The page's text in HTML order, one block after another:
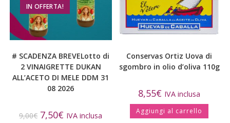
IN OFFERTA!
# SCADENZA BREVELotto di
2 VINAIGRETTE DUKAN
ALL’ACETO DI MELE DDM 31
08 2026
9,00€ 7,50€ IVA inclusa
Conservas Ortiz Uova di
sgombro in olio d’oliva 110g
8,55€ IVA inclusa
Aggiungi al carrello